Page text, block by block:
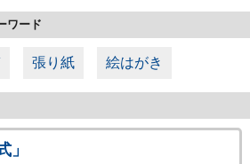
ワード
張り紙 絵はがき
」